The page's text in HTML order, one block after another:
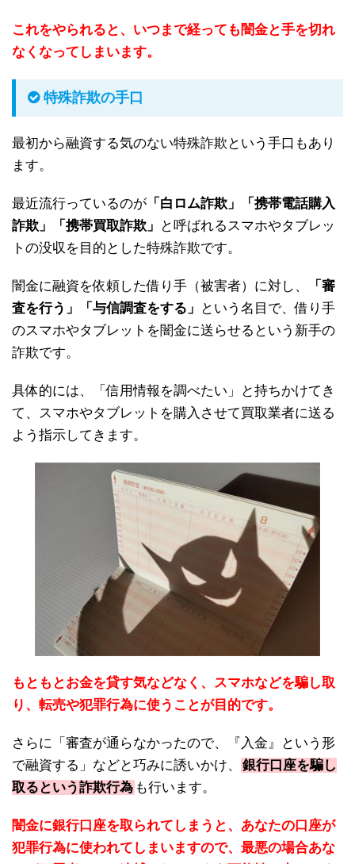
これをやられると、いつまで経っても闇金と手を切れ
なくなってしまいます。
特殊詐欺の手口
最初から融資する気のない特殊詐欺という手口もあり
ます。
最近流行っているのが 「白ロム詐欺」「携帯電話購入
詐欺」「携帯買取詐欺」
と呼ばれるスマホやタブレッ
トの没収を目的とした特殊詐欺です。
闇金に融資を依頼した借り手（被害者）に対し、
「審
査を行う」「与信調査をする」
という名目で、借り手
のスマホやタブレットを闇金に送らせるという新手の
詐欺です。
具体的には、「信用情報を調べたい」と持ちかけてき
て、スマホやタブレットを購入させて買取業者に送る
よう指示してきます。
もともとお金を貸す気などなく、スマホなどを騙し取
り、転売や犯罪行為に使うことが目的です。
さらに「審査が通らなかったので、『入金』という形
で融資する」などと巧みに誘いかけ、
銀行口座を騙し
取るという詐欺行為 も行います。
闇金に銀行口座を取られてしまうと、あなたの口座が
犯罪行為に使われてしまいますので、最悪の場合あな